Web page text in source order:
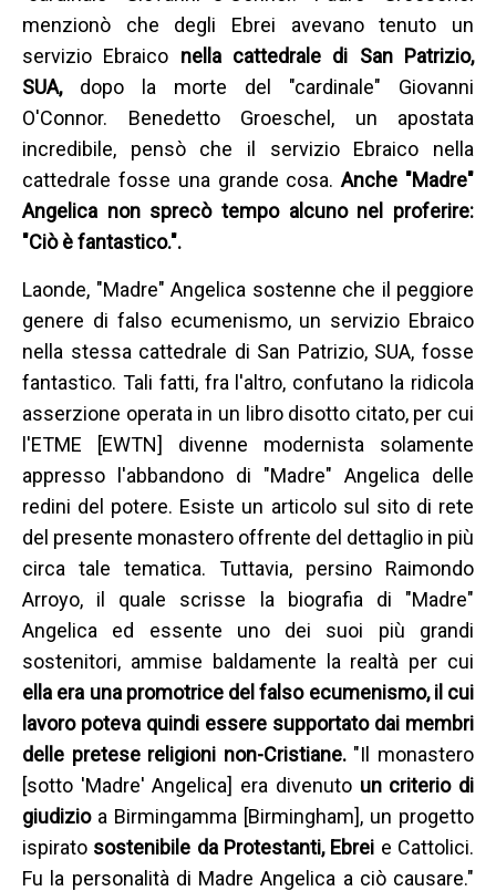
menzionò che degli Ebrei avevano tenuto un
servizio Ebraico nella cattedrale di San Patrizio,
SUA, dopo la morte del "cardinale" Giovanni
O'Connor. Benedetto Groeschel, un apostata
incredibile, pensò che il servizio Ebraico nella
cattedrale fosse una grande cosa.Anche "Madre"
Angelica non sprecò tempo alcuno nel proferire:
"Ciò è fantastico.".
Laonde, "Madre" Angelica sostenne che il peggiore
genere di falso ecumenismo, un servizio Ebraico
nella stessa cattedrale di San Patrizio, SUA, fosse
fantastico. Tali fatti, fra l'altro, confutano la ridicola
asserzione operata in un libro disotto citato, per cui
l'ETME [EWTN] divenne modernista solamente
appresso l'abbandono di "Madre" Angelica delle
redini del potere. Esiste un articolo sul sito di rete
del presente monastero offrente del dettaglio in più
circa tale tematica. Tuttavia, persino Raimondo
Arroyo, il quale scrisse la biografia di "Madre"
Angelica ed essente uno dei suoi più grandi
sostenitori, ammise baldamente la realtà per cui
ella era una promotrice del falso ecumenismo, il cui
lavoro poteva quindi essere supportato dai membri
delle pretese religioni non-Cristiane. "Il monastero
[sotto 'Madre' Angelica] era divenuto un criterio di
giudizio a Birmingamma [Birmingham], un progetto
ispirato sostenibile da Protestanti, Ebrei e Cattolici.
Fu la personalità di Madre Angelica a ciò causare."